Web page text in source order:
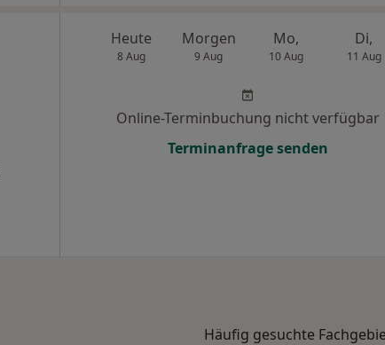
Heute
8 Aug
Morgen
9 Aug
Mo,
10 Aug
Di,
11 Aug
Online-Terminbuchung nicht verfügbar
Terminanfrage senden
Häufig gesuchte